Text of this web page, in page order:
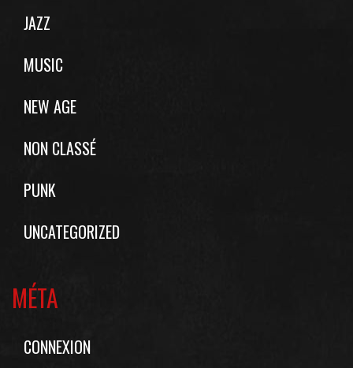
JAZZ
MUSIC
NEW AGE
NON CLASSÉ
PUNK
UNCATEGORIZED
MÉTA
CONNEXION